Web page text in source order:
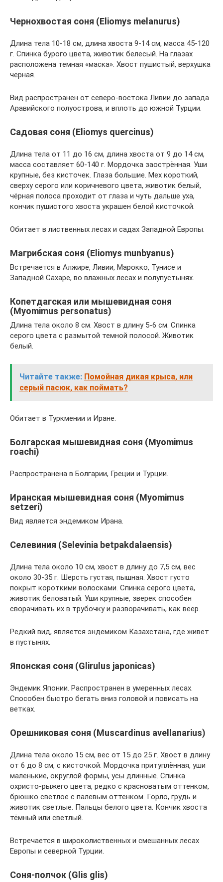
Чернохвостая соня (Eliomys melanurus)
Длина тела 10-18 см, длина хвоста 9-14 см, масса 45-120
г. Спинка бурого цвета, животик белесый. На глазах
расположена темная «маска». Хвост пушистый, верхушка
черная.
Вид распространен от северо-востока Ливии до запада
Аравийского полуострова, и вплоть до южной Турции.
Садовая соня (Eliomys quercinus)
Длина тела от 11 до 16 см, длина хвоста от 9 до 14 см,
масса составляет 60-140 г. Мордочка заострённая. Уши
крупные, без кисточек. Глаза большие. Мех короткий,
сверху серого или коричневого цвета, животик белый,
чёрная полоса проходит от глаза и чуть дальше уха,
кончик пушистого хвоста украшен белой кисточкой.
Обитает в лиственных лесах и садах Западной Европы.
Магрибская соня (Eliomys munbyanus)
Встречается в Алжире, Ливии, Марокко, Тунисе и
Западной Сахаре, во влажных лесах и полупустынях.
Копетдагская или мышевидная соня
(Myomimus personatus)
Длина тела около 8 см. Хвост в длину 5-6 см. Спинка
серого цвета с размытой темной полосой. Животик
белый.
Читайте также: Помойная дикая крыса, или
серый пасюк, как поймать?
Обитает в Туркмении и Иране.
Болгарская мышевидная соня (Myomimus
roachi)
Распространена в Болгарии, Греции и Турции.
Иранская мышевидная соня (Myomimus
setzeri)
Вид является эндемиком Ирана.
Селевиния (Selevinia betpakdalaensis)
Длина тела около 10 см, хвост в длину до 7,5 см, вес
около 30-35 г. Шерсть густая, пышная. Хвост густо
покрыт короткими волосками. Спинка серого цвета,
животик беловатый. Уши крупные, зверек способен
сворачивать их в трубочку и разворачивать, как веер.
Редкий вид, является эндемиком Казахстана, где живет
в пустынях.
Японская соня (Glirulus japonicas)
Эндемик Японии. Распространен в умеренных лесах.
Способен быстро бегать вниз головой и повисать на
ветках.
Орешниковая соня (Muscardinus avellanarius)
Длина тела около 15 см, вес от 15 до 25 г. Хвост в длину
от 6 до 8 см, с кисточкой. Мордочка притуплённая, уши
маленькие, округлой формы, усы длинные. Спинка
охристо-рыжего цвета, редко с красноватым оттенком,
брюшко светлое с палевым оттенком. Горло, грудь и
животик светлые. Пальцы белого цвета. Кончик хвоста
тёмный или светлый.
Встречается в широколиственных и смешанных лесах
Европы и северной Турции.
Соня-полчок (Glis glis)